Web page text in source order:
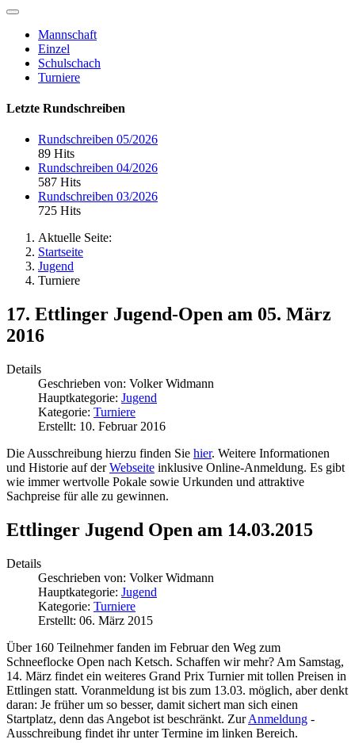
Mannschaft
Einzel
Schulschach
Turniere
Letzte Rundschreiben
Rundschreiben 05/2026
89 Hits
Rundschreiben 04/2026
587 Hits
Rundschreiben 03/2026
725 Hits
Aktuelle Seite:
Startseite
Jugend
Turniere
17. Ettlinger Jugend-Open am 05. März
2016
Details
Geschrieben von: Volker Widmann
Hauptkategorie: Jugend
Kategorie: Turniere
Erstellt: 10. Februar 2016
Die Ausschreibung hierzu finden Sie hier. Weitere Informationen
und Historie auf derWebseite inklusive Online-Anmeldung. Es gibt
wie immer wertvolle Pokale sowie Urkunden und attraktive
Sachpreise für alle zu gewinnen.
Ettlinger Jugend Open am 14.03.2015
Details
Geschrieben von: Volker Widmann
Hauptkategorie: Jugend
Kategorie: Turniere
Erstellt: 06. März 2015
Über 160 Teilnehmer fanden im Februar den Weg zum
Schneeflocke Open nach Ketsch. Schaffen wir mehr? Am Samstag,
14. März findet ein weiteres Grand Prix Turnier mit tollen Preisen in
Ettlingen statt. Voranmeldung ist bis zum 13.03. möglich, aber denkt
daran: Je früher um so besser, damit sichert man sich einen
Startplatz, denn das Angebot ist beschränkt. ZurAnmeldung -
Ausschreibung findet ihr unter Termine im linken Bereich.